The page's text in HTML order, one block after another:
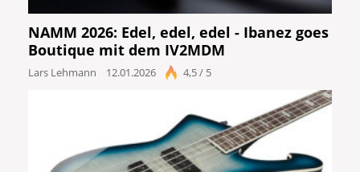
NAMM 2026: Edel, edel, edel - Ibanez goes
Boutique mit dem IV2MDM
Lars Lehmann 12.01.2026 4,5 / 5